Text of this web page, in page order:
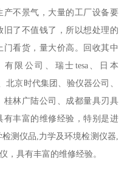
产不景气，大量的工厂设备要
了不值钱了，所以想处理的
看货，量大价高。回收其中
限公司、瑞士tesa、日本
京时代集团、验仪器公司、
林广陆公司、成都量具刃具
有丰富的维修经验，特别是进
测仪品,力学及环境检测仪器,
，具有丰富的维修经验。